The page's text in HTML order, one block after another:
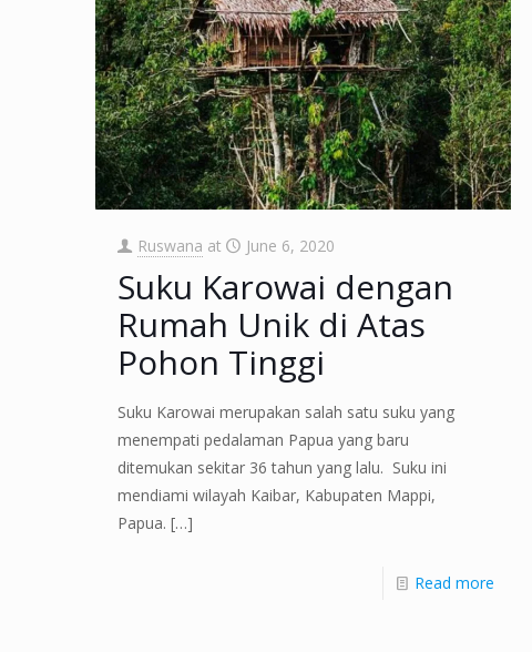
Ruswana at June 6, 2020
Suku Karowai dengan
Rumah Unik di Atas
Pohon Tinggi
Suku Karowai merupakan salah satu suku yang
menempati pedalaman Papua yang baru
ditemukan sekitar 36 tahun yang lalu. Suku ini
mendiami wilayah Kaibar, Kabupaten Mappi,
Papua. […]
Read more